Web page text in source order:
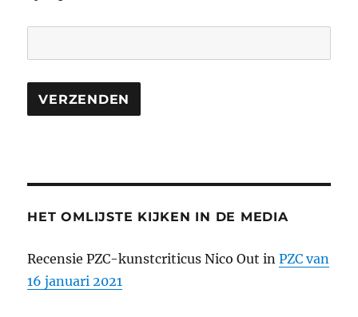
HET OMLIJSTE KIJKEN IN DE MEDIA
Recensie PZC-kunstcriticus Nico Out inPZC van
16 januari 2021